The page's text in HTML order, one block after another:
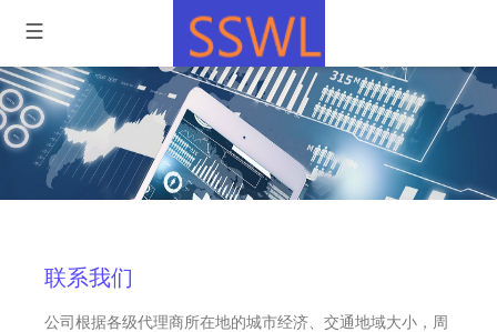
联系我们
公司根据各级代理商所在地的城市经济、交通地域大小，周